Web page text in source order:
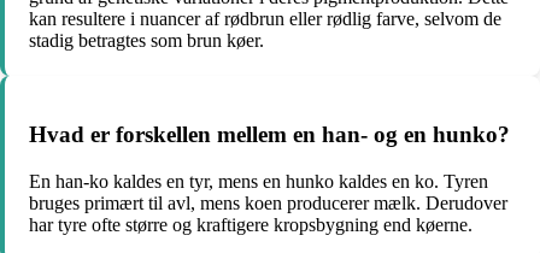
kan resultere i nuancer af rødbrun eller rødlig farve, selvom de
stadig betragtes som brun køer.
Hvad er forskellen mellem en han- og en hunko?
En han-ko kaldes en tyr, mens en hunko kaldes en ko. Tyren
bruges primært til avl, mens koen producerer mælk. Derudover
har tyre ofte større og kraftigere kropsbygning end køerne.